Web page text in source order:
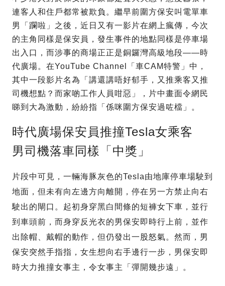
連客人和住戶都常被欺負。繼早前圍方保安叫電單車
男「躝啦」之後，近日又有一影片在網上瘋傳，今次
的主角同樣是保安員，發生事件的地點同樣是停車場
出入口，而涉事的商場正正是銅鑼灣高級地段——時
代廣場。在YouTube Channel「車CAM特警」中，
其中一段影片名為「講還講唔好郁手，又推乘客又推
司機想點？而家啲工作人員咁惡」，片中畫面令網民
睇到大為激動，紛紛指「係咪圍方保安過咗檔」。
時代廣場保安員推撞Tesla女乘客
男司機落車同樣「中獎」
片段中可見，一輛海豚灰色的Tesla由地庫停車場駛到
地面，但未有向左邊方向離開，停在另一方禁止向右
駛出的閘口。起初身穿黑白間條的短褲女下車，並行
到車頭前，而身穿反光衣的男保安即時行上前，並作
出除帽、戴帽的動作，但仍發出一股怒氣。然而，男
保安突然手指指，女生想向右手邊行一步，男保安即
時大力推撞女事主，令女事主「彈開幾步遠」。